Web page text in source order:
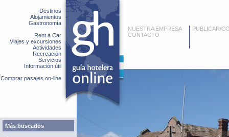
Destinos
Alojamientos
Gastronomía
Rent a Car
Viajes y excursiones
Actividades
Recreación
Servicios
Información útil
Comprar pasajes on-line
Más buscados
NUESTRA EMPRESA
CONTACTO
PUBLICAR/